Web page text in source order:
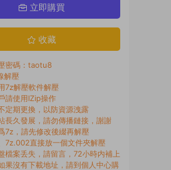
立即購買
收藏
密碼：taotu8
解壓
7z解壓軟件解壓
請使用IZip操作
定期更換，以防資源洩露
長久發展，請勿傳播鏈接，謝謝
7z，請先修改後綴再解壓
7z.002直接放一個文件夾解壓
檔案丢失，請留言，72小時内補上
果沒有下載地址，請到個人中心購